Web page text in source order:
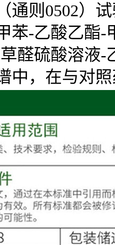
通则0502）
苯-乙酸乙酯
醛硫酸溶液
中，在与对